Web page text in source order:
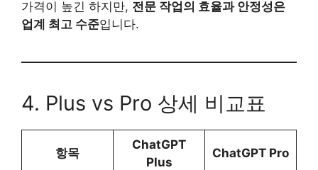
가격이 높긴 하지만, 전문 작업의 효율과 안정성은
업계 최고 수준입니다.
4. Plus vs Pro 상세 비교표
항목
ChatGPT
Plus
ChatGPT Pro